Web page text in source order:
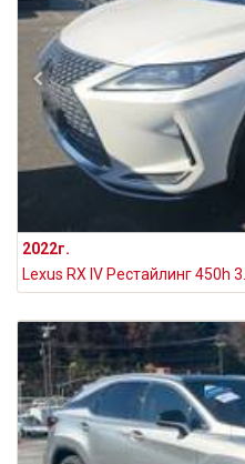
2022г.
Lexus RX IV Рестайлинг 450h